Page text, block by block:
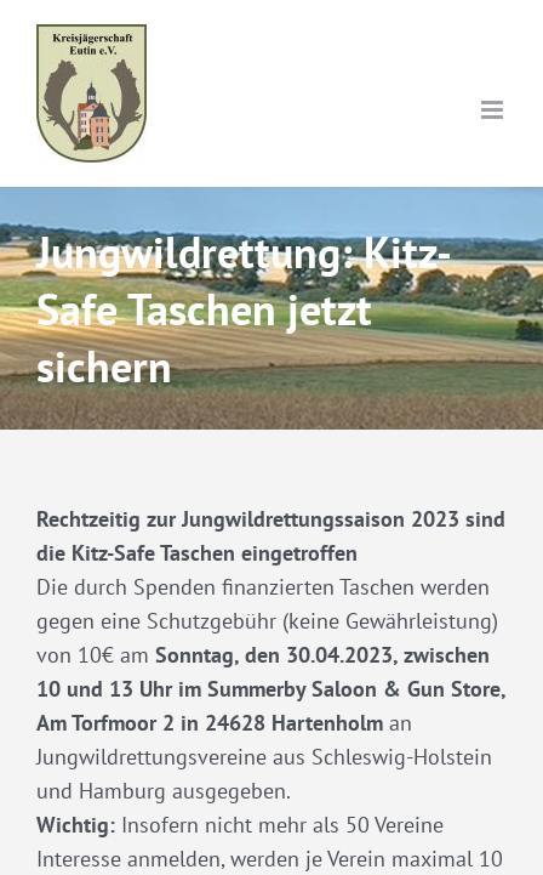
content
Jungwildrettung: Kitz-
Safe Taschen jetzt
sichern
Rechtzeitig zur Jungwildrettungssaison 2023 sind
die Kitz-Safe Taschen eingetroffen
Die durch Spenden finanzierten Taschen werden
gegen eine Schutzgebühr (keine Gewährleistung)
von 10€ am Sonntag, den 30.04.2023, zwischen
10 und 13 Uhr im Summerby Saloon & Gun Store,
Am Torfmoor 2 in 24628 Hartenholm an
Jungwildrettungsvereine aus Schleswig-Holstein
und Hamburg ausgegeben.
Wichtig: Insofern nicht mehr als 50 Vereine
Interesse anmelden, werden je Verein maximal 10